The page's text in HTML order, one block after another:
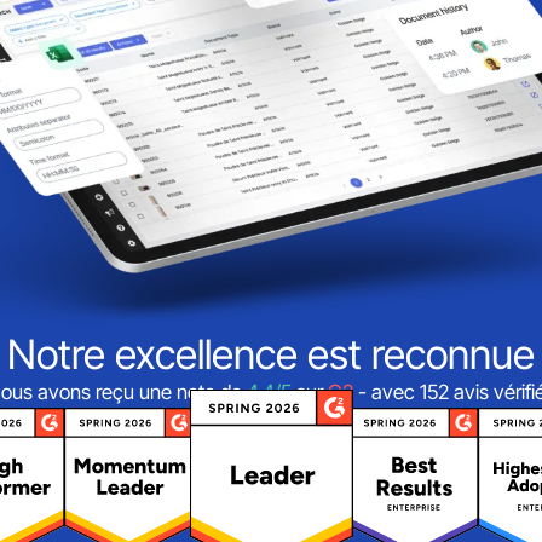
Notre excellence est reconnue
avons reçu une note de4,4/5surG2- avec 152 avis